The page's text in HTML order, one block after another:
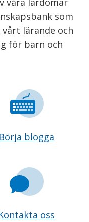
våra lärdomar
som
lärande och
för barn och
Börja blogga
Kontakta oss